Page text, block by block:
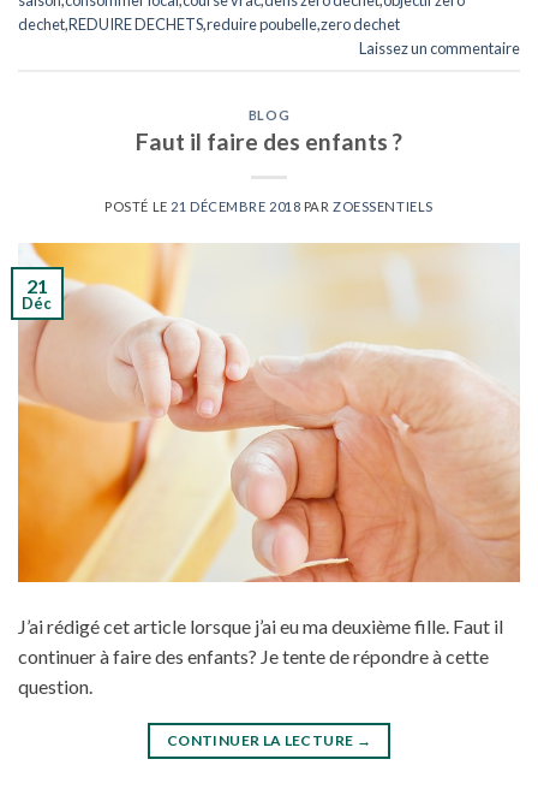
dechet,REDUIRE DECHETS,reduire poubelle,zero dechet
Laissez un commentaire
BLOG
Faut il faire des enfants ?
POSTÉ LE 21 DÉCEMBRE 2018 PARZOESSENTIELS
21
Déc
J’ai rédigé cet article lorsque j’ai eu ma deuxième fille. Faut il
continuer à faire des enfants? Je tente de répondre à cette
question.
CONTINUER LA LECTURE →